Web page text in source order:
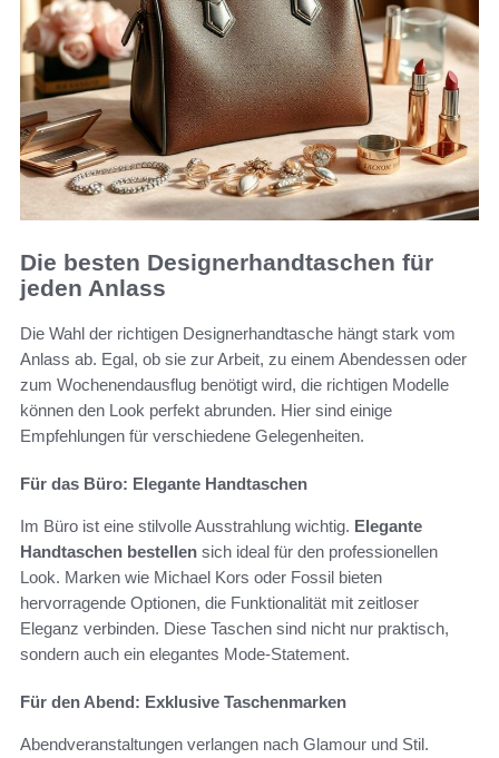
Die besten Designerhandtaschen für
jeden Anlass
Die Wahl der richtigen Designerhandtasche hängt stark vom
Anlass ab. Egal, ob sie zur Arbeit, zu einem Abendessen oder
zum Wochenendausflug benötigt wird, die richtigen Modelle
können den Look perfekt abrunden. Hier sind einige
Empfehlungen für verschiedene Gelegenheiten.
Für das Büro: Elegante Handtaschen
Im Büro ist eine stilvolle Ausstrahlung wichtig. Elegante
Handtaschen bestellen sich ideal für den professionellen
Look. Marken wie Michael Kors oder Fossil bieten
hervorragende Optionen, die Funktionalität mit zeitloser
Eleganz verbinden. Diese Taschen sind nicht nur praktisch,
sondern auch ein elegantes Mode-Statement.
Für den Abend: Exklusive Taschenmarken
Abendveranstaltungen verlangen nach Glamour und Stil.